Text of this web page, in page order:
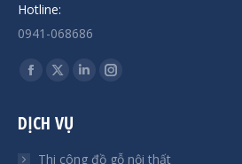
Hotline:
0941-068686
Find us on:
Facebook
opens
X
opens
LinkedinInstagram
DỊCH VỤ
Thi công đồ gỗ nội thất